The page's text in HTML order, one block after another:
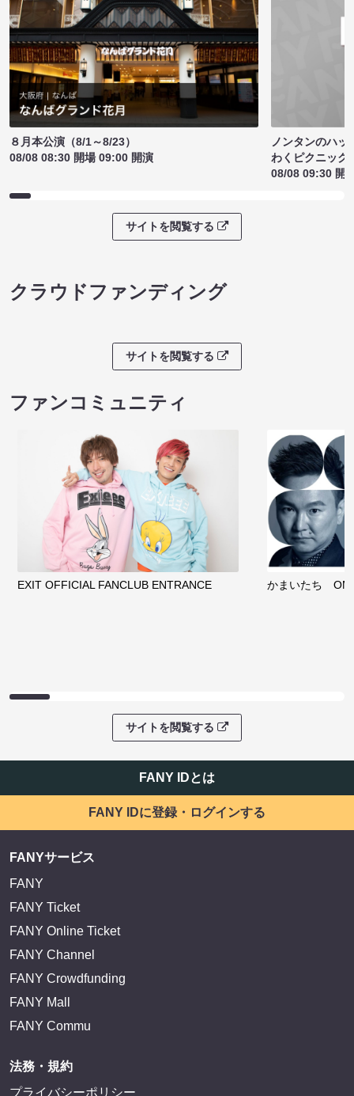
８月本公演（8/1～8/23）
08/08 08:30 開場 09:00 開演
ノンタンのハッ
わくピクニック
08/08 09:30 開
サイトを閲覧する
クラウドファンディング
サイトを閲覧する
ファンコミュニティ
EXIT OFFICIAL FANCLUB ENTRANCE かまいたち
サイトを閲覧する
FANY IDとは
FANY IDに登録・ログインする
FANYサービス
FANY
FANY Ticket
FANY Online Ticket
FANY Channel
FANY Crowdfunding
FANY Mall
FANY Commu
法務・規約
プライバシーポリシー